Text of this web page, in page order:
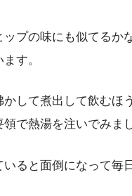
ップの味にも似てるか
す。
して煮出して飲むほ
で熱湯を注いでみま
ると面倒になって毎